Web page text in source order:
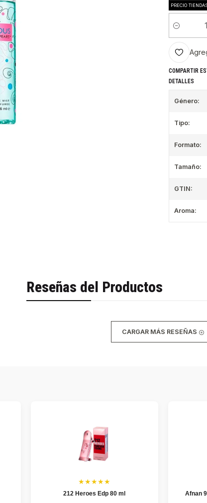
PRECIO
Cantidad
COMPARTIR
DETALLES
Género:
Tipo:
Formato:
Tamaño:
GTIN:
Aroma:
Reseñas del Productos
CARGAR MÁS RESEÑAS
★★★★★
212 Heroes Edp 80 ml
Afnan